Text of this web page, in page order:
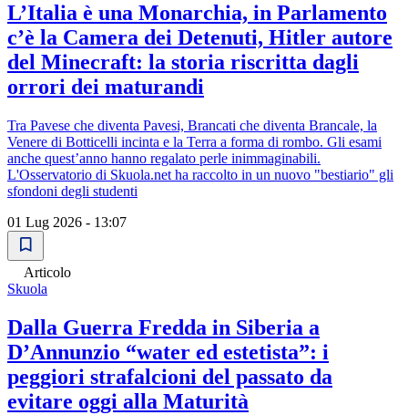
L’Italia è una Monarchia, in Parlamento
c’è la Camera dei Detenuti, Hitler autore
del Minecraft: la storia riscritta dagli
orrori dei maturandi
Tra Pavese che diventa Pavesi, Brancati che diventa Brancale, la
Venere di Botticelli incinta e la Terra a forma di rombo. Gli esami
anche quest’anno hanno regalato perle inimmaginabili.
L'Osservatorio di Skuola.net ha raccolto in un nuovo "bestiario" gli
sfondoni degli studenti
01 Lug 2026 - 13:07
Articolo
Skuola
Dalla Guerra Fredda in Siberia a
D’Annunzio “water ed estetista”: i
peggiori strafalcioni del passato da
evitare oggi alla Maturità